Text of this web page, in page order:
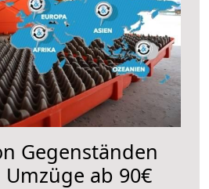
Gegenständen
ab 90€